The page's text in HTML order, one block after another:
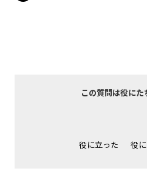
この質問は役にた
役に立った 役